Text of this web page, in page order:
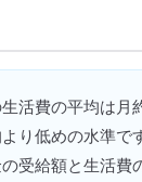
活費の平均は月
り低めの水準で
受給額と生活